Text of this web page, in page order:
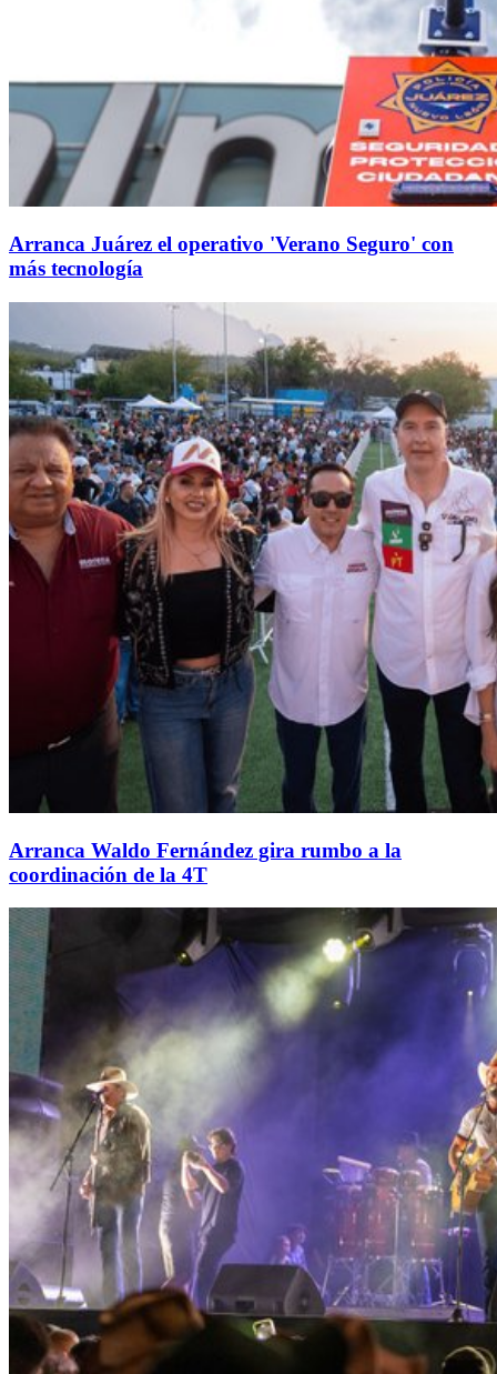
Arranca Juárez el operativo 'Verano Seguro' con
más tecnología
Arranca Waldo Fernández gira rumbo a la
coordinación de la 4T